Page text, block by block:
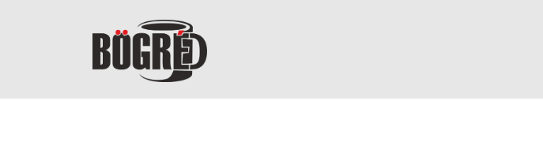
Bögréd